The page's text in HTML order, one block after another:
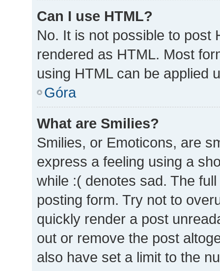
Can I use HTML?
No. It is not possible to post
rendered as HTML. Most
using HTML can be applied
Góra
What are Smilies?
Smilies, or Emoticons, are
express a feeling using a
while :( denotes sad. The
posting form. Try not to
quickly render a post
out or remove the post
also have set a limit to the